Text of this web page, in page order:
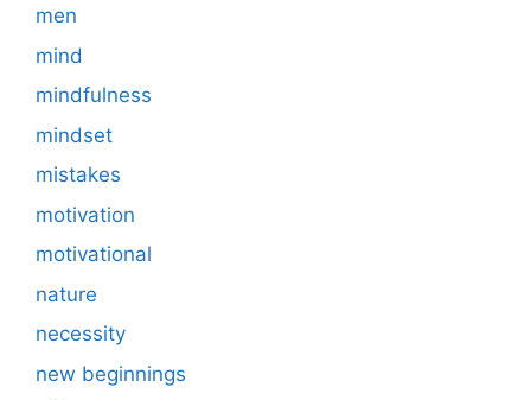
men
mind
mindfulness
mindset
mistakes
motivation
motivational
nature
necessity
new beginnings